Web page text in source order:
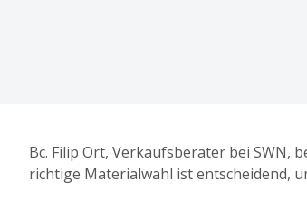
Bc. Filip Ort, Verkaufsberater bei SWN,
richtige Materialwahl ist entscheidend,